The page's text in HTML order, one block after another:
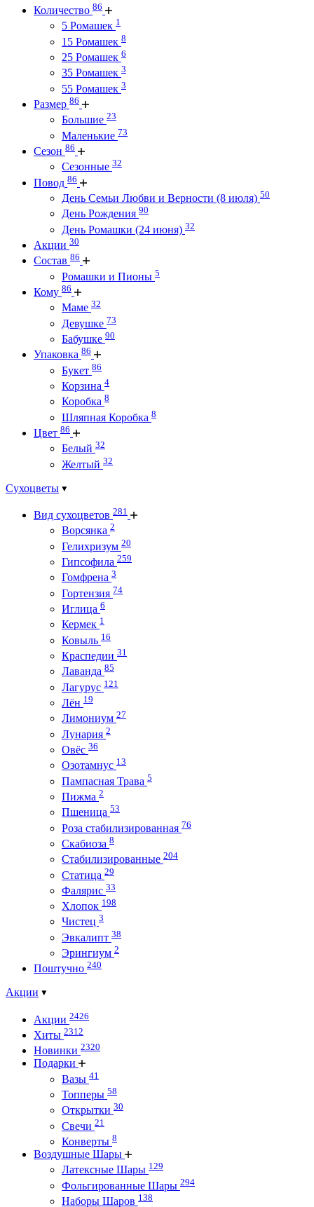
Количество 86
5 Ромашек 1
15 Ромашек 8
25 Ромашек 6
35 Ромашек 3
55 Ромашек 3
Размер 86
Большие 23
Маленькие 73
Сезон 86
Сезонные 32
Повод 86
День Семьи Любви и Верности (8 июля) 50
День Рождения 90
День Ромашки (24 июня) 32
Акции 30
Состав 86
Ромашки и Пионы 5
Кому 86
Маме 32
Девушке 73
Бабушке 90
Упаковка 86
Букет 86
Корзина 4
Коробка 8
Шляпная Коробка 8
Цвет 86
Белый 32
Желтый 32
Сухоцветы
Вид сухоцветов 281
Ворсянка 2
Гелихризум 20
Гипсофила 259
Гомфрена 3
Гортензия 74
Иглица 6
Кермек 1
Ковыль 16
Краспедии 31
Лаванда 85
Лагурус 121
Лён 19
Лимониум 27
Лунария 2
Овёс 36
Озотамнус 13
Пампасная Трава 5
Пижма 2
Пшеница 53
Роза стабилизированная 76
Скабиоза 8
Стабилизированные 204
Статица 29
Фалярис 33
Хлопок 198
Чистец 3
Эвкалипт 38
Эрингиум 2
Поштучно 240
Акции
Акции 2426
Хиты 2312
Новинки 2320
Подарки
Вазы 41
Топперы 58
Открытки 30
Свечи 21
Конверты 8
Воздушные Шары
Латексные Шары 129
Фольгированные Шары 294
Наборы Шаров 138